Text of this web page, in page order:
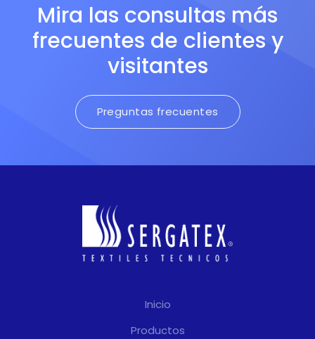
Mira las consultas más
frecuentes de clientes y
visitantes
Preguntas frecuentes
Inicio
Productos